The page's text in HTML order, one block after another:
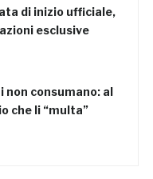
di inizio ufficiale,
esclusive
non consumano: al
che li “multa”